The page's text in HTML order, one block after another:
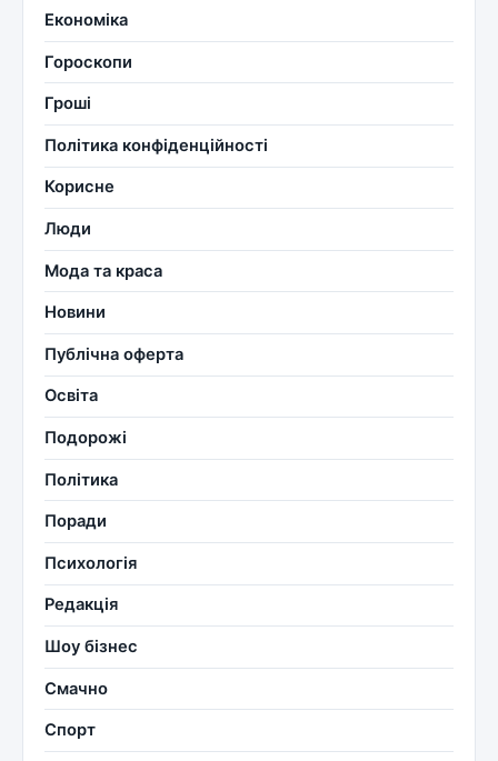
Економіка
Гороскопи
Гроші
Політика конфіденційності
Корисне
Люди
Мода та краса
Новини
Публічна оферта
Освіта
Подорожі
Політика
Поради
Психологія
Редакція
Шоу бізнес
Смачно
Спорт